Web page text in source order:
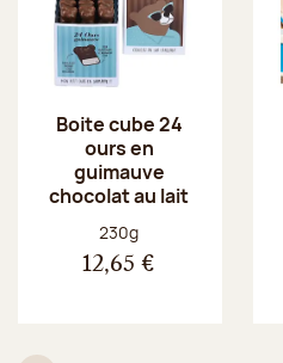
Boite cube 24
ours en
guimauve
chocolat au lait
Poids net :
230g
12,65 €